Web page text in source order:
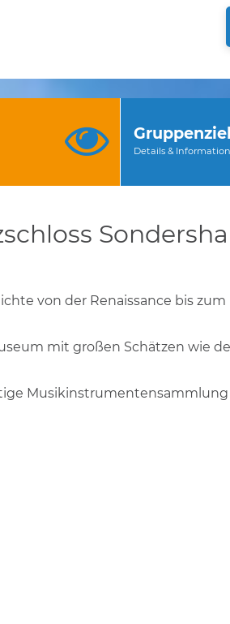
Gruppenziel
Details &
von der Renaissance bis
mit großen Schätzen wie
Musikinstrumentensammlung